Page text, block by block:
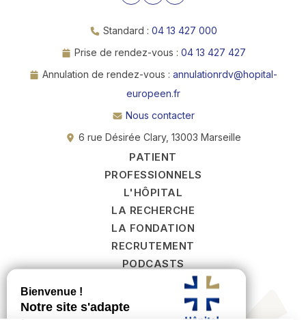
Standard : 04 13 427 000
Prise de rendez-vous : 04 13 427 427
Annulation de rendez-vous : annulationrdv@hopital-
europeen.fr
Nous contacter
6 rue Désirée Clary, 13003 Marseille
PATIENT
PROFESSIONNELS
L'HÔPITAL
LA RECHERCHE
LA FONDATION
RECRUTEMENT
PODCASTS